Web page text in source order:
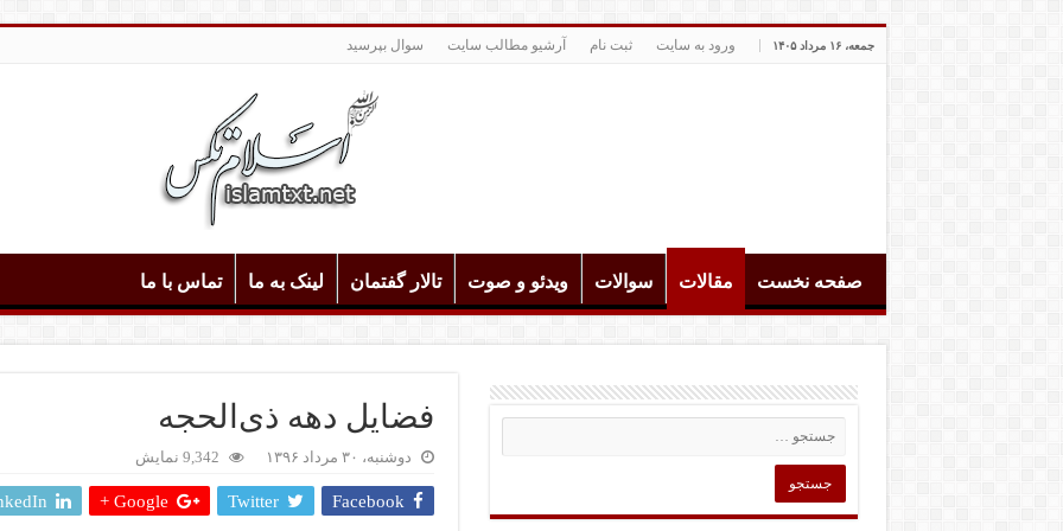
جمعه، ۱۶ مرداد ۱۴۰۵ ورود به سایت ثبت نام آرشیو مطالب سایت سوال بپرسید
صفحه نخست مقالات سوالات ویدئو و صوت تالار گفتمان لینک به ما تماس با ما
فضایل دهه ذی‌الحجه
دوشنبه، ۳۰ مرداد ۱۳۹۶ 9,342 نمایش
Facebook
Twitter
Google +